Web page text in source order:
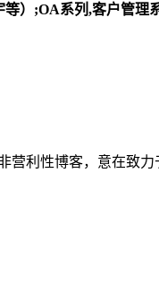
）;OA系列,客户管理
营利性博客，意在致